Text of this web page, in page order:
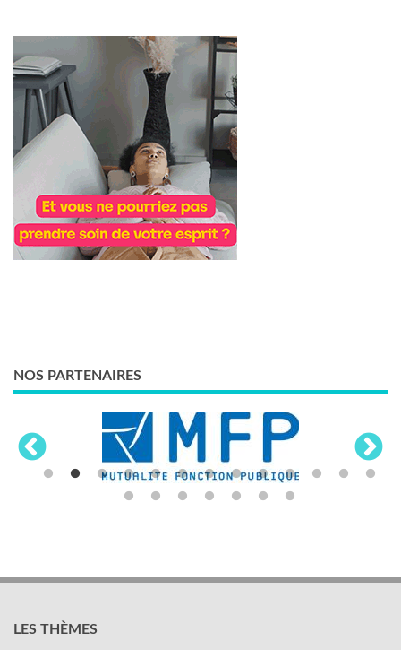
NOS PARTENAIRES
LES THÈMES